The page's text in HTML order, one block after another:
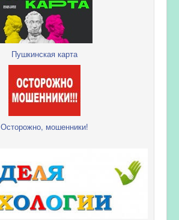
Пушкинская карта
Осторожно, мошенники!